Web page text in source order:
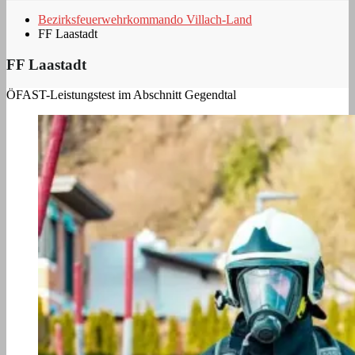
Bezirksfeuerwehrkommando Villach-Land
FF Laastadt
FF Laastadt
ÖFAST-Leistungstest im Abschnitt Gegendtal